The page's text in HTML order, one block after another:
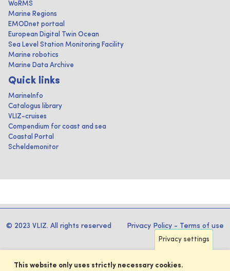
WoRMS
Marine Regions
EMODnet portaal
European Digital Twin Ocean
Sea Level Station Monitoring Facility
Marine robotics
Marine Data Archive
Quick links
MarineInfo
Catalogus library
VLIZ-cruises
Compendium for coast and sea
Coastal Portal
Scheldemonitor
© 2023 VLIZ. All rights reserved Privacy Policy - Terms of use
Privacy settings
This website only uses strictly necessary cookies.